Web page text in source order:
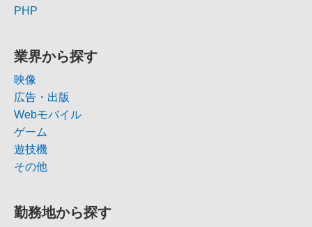
PHP
業界から探す
映像
広告・出版
Webモバイル
ゲーム
遊技機
その他
勤務地から探す